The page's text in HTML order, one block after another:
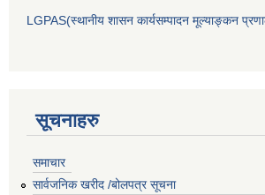
LGPAS(स्थानीय शासन कार्यसम्पादन मूल्याङ्कन
सूचनाहरु
समाचार
सार्वजनिक खरीद /बोलपत्र सूचना